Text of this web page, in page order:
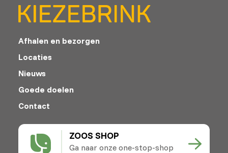
ZOOS SHOP
Ga naar onze one-stop-shop
Afhalen en bezorgen
Locaties
Nieuws
Goede doelen
Contact